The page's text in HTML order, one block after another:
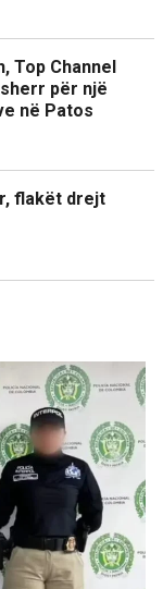
Top Channel
për një
në Patos
flakët drejt